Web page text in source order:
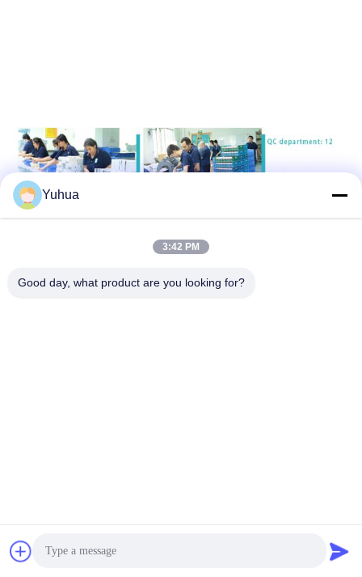
Yuhua
3:42 PM
Good day, what product are you looking for?